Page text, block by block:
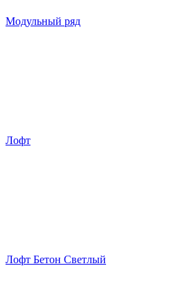
Модульный ряд
Лофт
Лофт Бетон Светлый